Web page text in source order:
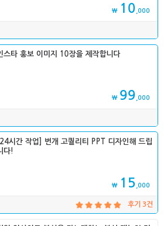
₩ 10 ,000
스타 홍보 이미지 10장을 제작합니다
₩ 99 ,000
[24시간 작업] 번개 고퀄리티 PPT 디자인해 드립
다!
₩ 15 ,000
후기 3건